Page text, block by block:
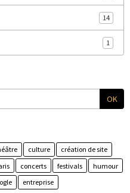
14
1
OK
culture
création de site
concerts festivals
humour
entreprise